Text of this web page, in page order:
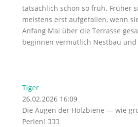
tatsächlich schon so früh. Früher
meistens erst aufgefallen, wenn
Anfang Mai über die Terrasse
beginnen vermutlich Nestbau
Tiger
26.02.2026 16:09
Die Augen der Holzbiene — wie
Perlen! 👌🏻😍